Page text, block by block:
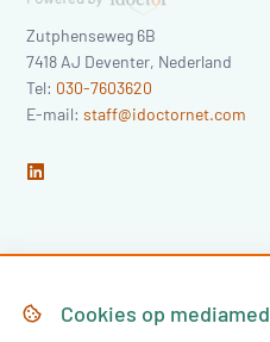
Zutphenseweg 6B
7418 AJ Deventer, Nederland
Tel: 030-7603620
E-mail:staff@idoctornet.com
HomeCookies op mediamed